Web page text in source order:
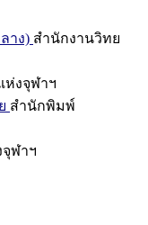
าง) สำนักงานวิทย
งจุฬาฯ
สำนักพิมพ์
ฬาฯ